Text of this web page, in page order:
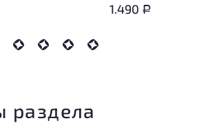
1.490 Р
раздела